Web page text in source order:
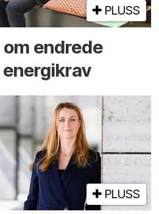
PLUSS
om endrede
PLUSS